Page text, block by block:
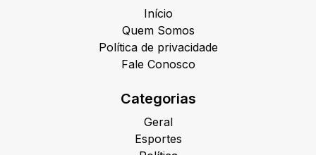
Início
Quem Somos
Política de privacidade
Fale Conosco
Categorias
Geral
Esportes